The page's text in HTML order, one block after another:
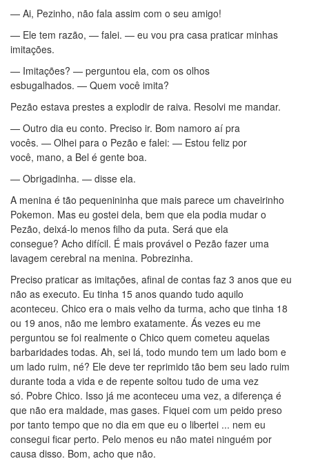
— Ai, Pezinho, não fala assim com o seu amigo!
— Ele tem razão, — falei. — eu vou pra casa praticar minhas
imitações.
— Imitações? — perguntou ela, com os olhos
esbugalhados. — Quem você imita?
Pezão estava prestes a explodir de raiva. Resolvi me mandar.
— Outro dia eu conto. Preciso ir. Bom namoro aí pra
vocês. — Olhei para o Pezão e falei: — Estou feliz por
você, mano, a Bel é gente boa.
— Obrigadinha. — disse ela.
A menina é tão pequenininha que mais parece um chaveirinho
Pokemon. Mas eu gostei dela, bem que ela podia mudar o
Pezão, deixá-lo menos filho da puta. Será que ela
consegue? Acho difícil. É mais provável o Pezão fazer uma
lavagem cerebral na menina. Pobrezinha.
Preciso praticar as imitações, afinal de contas faz 3 anos que eu
não as executo. Eu tinha 15 anos quando tudo aquilo
aconteceu. Chico era o mais velho da turma, acho que tinha 18
ou 19 anos, não me lembro exatamente. Ás vezes eu me
perguntou se foi realmente o Chico quem cometeu aquelas
barbaridades todas. Ah, sei lá, todo mundo tem um lado bom e
um lado ruim, né? Ele deve ter reprimido tão bem seu lado ruim
durante toda a vida e de repente soltou tudo de uma vez
só. Pobre Chico. Isso já me aconteceu uma vez, a diferença é
que não era maldade, mas gases. Fiquei com um peido preso
por tanto tempo que no dia em que eu o libertei ... nem eu
consegui ficar perto. Pelo menos eu não matei ninguém por
causa disso. Bom, acho que não.